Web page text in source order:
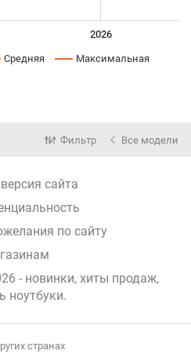
2026
Средняя Максимальная
Фильтр Все модели
сайта
по сайту
- новинки, хиты продаж,
ноутбуки.
странах